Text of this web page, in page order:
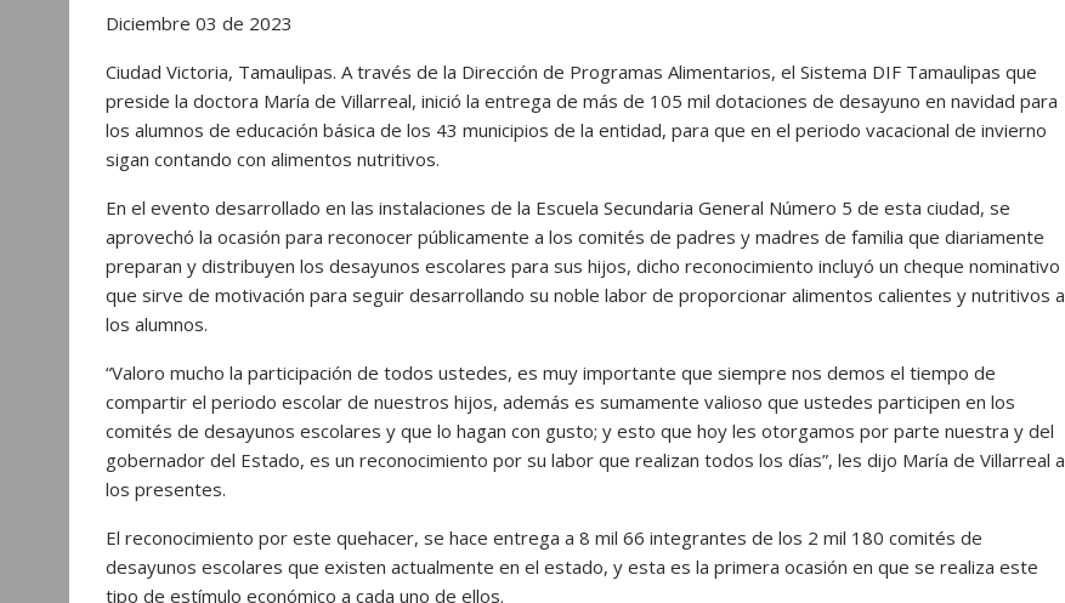
s
A
p
b
o
o
e
n
g
r
a
Diciembre 03 de 2023
Ciudad Victoria, Tamaulipas. A través de la Dirección de Programas Alimentarios, el Sistema DIF Tamaulipas que
preside la doctora María de Villarreal, inició la entrega de más de 105 mil dotaciones de desayuno en navidad para
los alumnos de educación básica de los 43 municipios de la entidad, para que en el periodo vacacional de invierno
sigan contando con alimentos nutritivos.
En el evento desarrollado en las instalaciones de la Escuela Secundaria General Número 5 de esta ciudad, se
aprovechó la ocasión para reconocer públicamente a los comités de padres y madres de familia que diariamente
preparan y distribuyen los desayunos escolares para sus hijos, dicho reconocimiento incluyó un cheque nominativo
que sirve de motivación para seguir desarrollando su noble labor de proporcionar alimentos calientes y nutritivos a
los alumnos.
“Valoro mucho la participación de todos ustedes, es muy importante que siempre nos demos el tiempo de
compartir el periodo escolar de nuestros hijos, además es sumamente valioso que ustedes participen en los
comités de desayunos escolares y que lo hagan con gusto; y esto que hoy les otorgamos por parte nuestra y del
gobernador del Estado, es un reconocimiento por su labor que realizan todos los días”, les dijo María de Villarreal a
los presentes.
El reconocimiento por este quehacer, se hace entrega a 8 mil 66 integrantes de los 2 mil 180 comités de
desayunos escolares que existen actualmente en el estado, y esta es la primera ocasión en que se realiza este
tipo de estímulo económico a cada uno de ellos.